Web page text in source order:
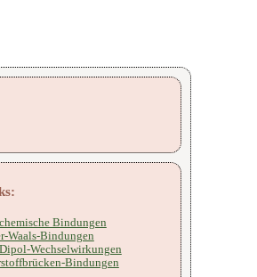
Bindungen
Waals-Bindungen
Wechselwirkungen
Bindungen